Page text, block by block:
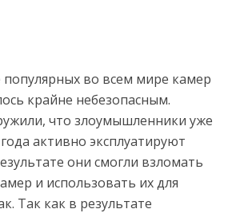
во всем мире камер
крайне небезопасным.
что злоумышленники уже
активно эксплуатируют
они смогли взломать
и использовать их для
Так как в результате